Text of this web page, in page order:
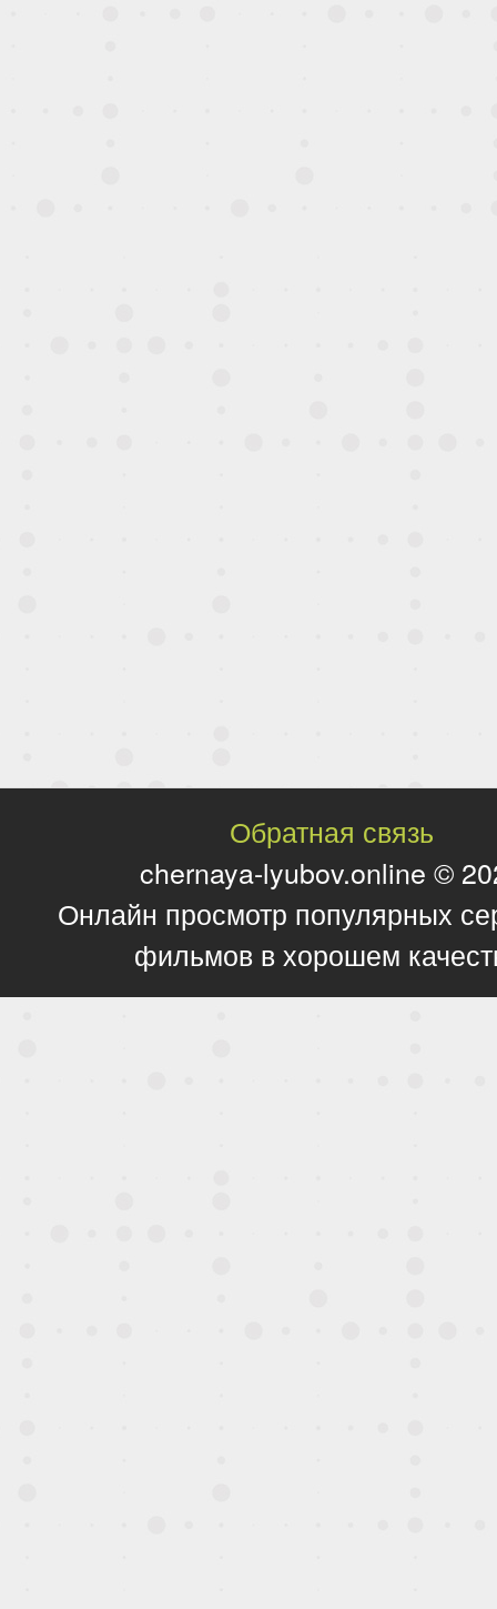
Обратная связь
chernaya-lyubov.online ©
Онлайн просмотр популярных
фильмов в хорошем